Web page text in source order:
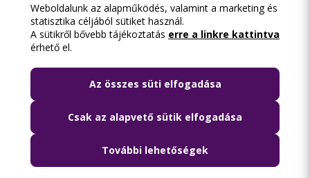
2026.08.06. 18:15
Lezárják péntek hajnalban a Szabadság
híd környékét
Weboldalunk az alapműködés, valamint a marketing és
statisztika céljából sütiket használ.
A sütikről bővebb tájékoztatás erre a linkre kattintva
érhető el.
Az összes süti elfogadása
Csak az alapvető sütik elfogadása
További lehetőségek